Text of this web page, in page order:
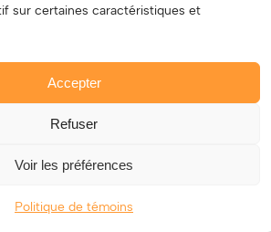
sur certaines caractéristiques et
Accepter
Refuser
Voir les préférences
Politique de témoins
MOTS-CLÉS
, Hauterive, Helena Deland
Blaze Velluto Collection
Vallières, Yves Lambert